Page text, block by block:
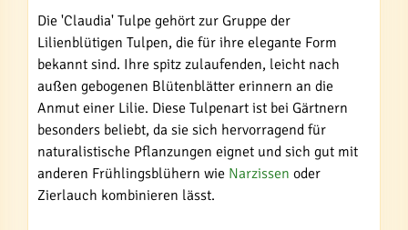
Die 'Claudia' Tulpe gehört zur Gruppe der
Lilienblütigen Tulpen, die für ihre elegante Form
bekannt sind. Ihre spitz zulaufenden, leicht nach
außen gebogenen Blütenblätter erinnern an die
Anmut einer Lilie. Diese Tulpenart ist bei Gärtnern
besonders beliebt, da sie sich hervorragend für
naturalistische Pflanzungen eignet und sich gut mit
anderen Frühlingsblühern wie Narzissen oder
Zierlauch kombinieren lässt.